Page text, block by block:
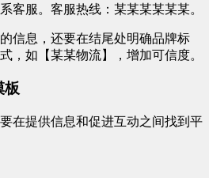
客服。客服热线：某某某某某某。
信息，还要在结尾处明确品牌标
，如【某某物流】，增加可信度。
板
在提供信息和促进互动之间找到平